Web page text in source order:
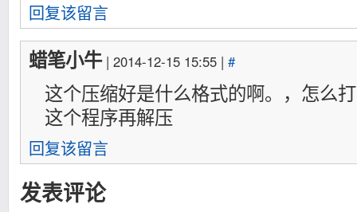
回复该留言
蜡笔小牛| 2014-12-15 15:55 | #
这个压缩好是什么格式的啊。，怎么
这个程序再解压
回复该留言
发表评论